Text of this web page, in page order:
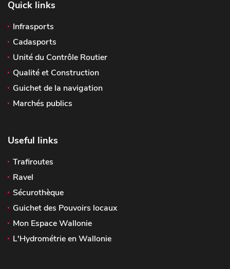
Quick links
Infrasports
Cadasports
Unité du Contrôle Routier
Qualité et Construction
Guichet de la navigation
Marchés publics
Useful links
Trafiroutes
Ravel
Sécurothèque
Guichet des Pouvoirs locaux
Mon Espace Wallonie
L'Hydrométrie en Wallonie